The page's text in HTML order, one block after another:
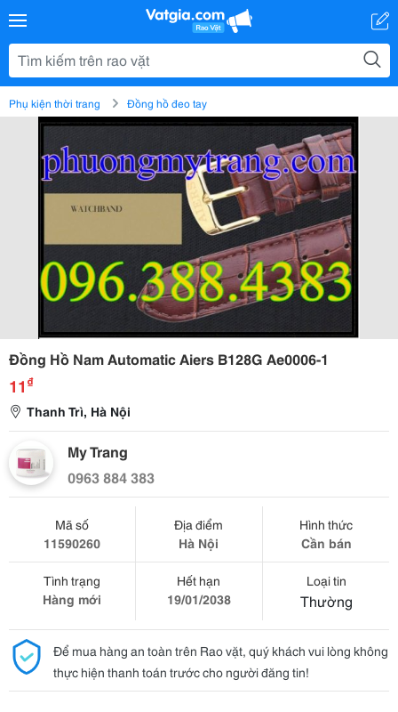
Phụ kiện thời trang Đồng hồ đeo tay
Đồng Hồ Nam Automatic Aiers B128G Ae0006-1
11 ₫
Thanh Trì, Hà Nội
My Trang
0963 884 383
Mã số
11590260
Địa điểm
Hà Nội
Hình thức
Cần bán
Tình trạng
Hàng mới
Hết hạn
19/01/2038
Loại tin
Thường
Để mua hàng an toàn trên Rao vặt, quý khách vui lòng không
thực hiện thanh toán trước cho người đăng tin!